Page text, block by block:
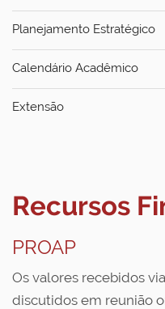
Planejamento Estratégico
Calendário Acadêmico
Extensão
Recursos
PROAP
Os valores recebidos
discutidos em reunião